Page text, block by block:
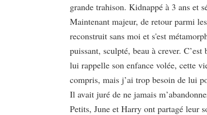
grande trahison. Kidnappé à 3 ans et
Maintenant majeur, de retour parmi
reconstruit sans moi et s'est
puissant, sculpté, beau à crever.
lui rappelle son enfance volée, cette
compris, mais j’ai trop besoin de lui
Il avait juré de ne jamais
Petits, June et Harry ont partagé leur